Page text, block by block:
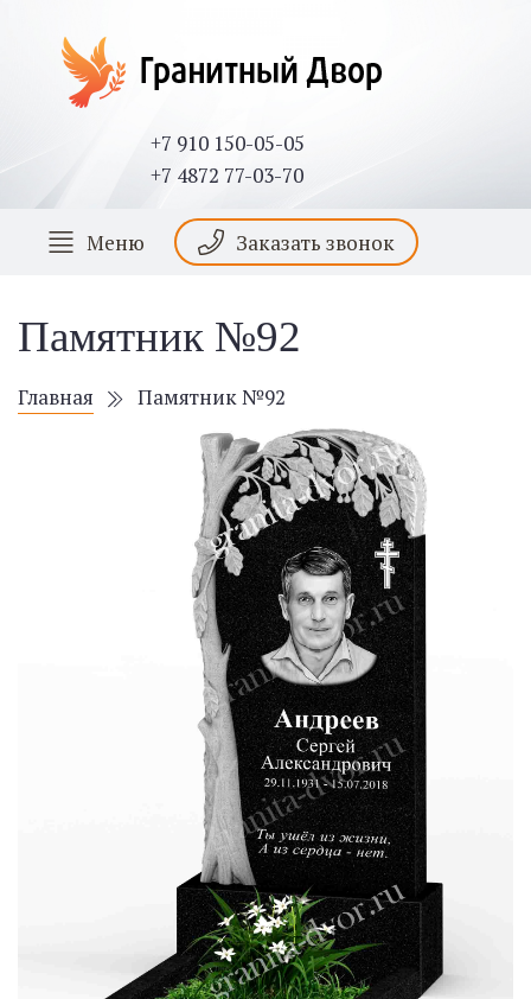
+7 910 150-05-05
+7 4872 77-03-70
Меню Заказать звонок
Памятник №92
Главная Памятник №92